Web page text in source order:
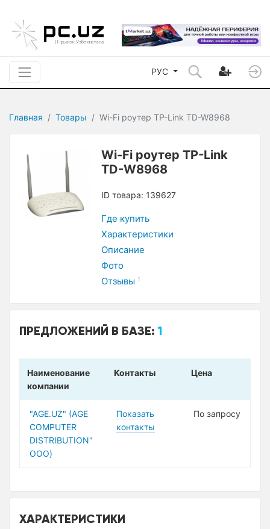
РУС
Главная Товары Wi-Fi роутер TP-Link TD-W8968
Wi-Fi роутер TP-Link
TD-W8968
ID товара: 139627
Где купить
Характеристики
Описание
Фото
Отзывы 1
ПРЕДЛОЖЕНИЙ В БАЗЕ:1
Наименование
компании
Контакты Цена
"AGE.UZ" (AGE
COMPUTER
DISTRIBUTION"
ООО)
Показать
контакты
По запросу
ХАРАКТЕРИСТИКИ